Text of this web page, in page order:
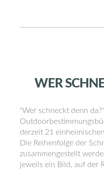
WER
"Wer schneckt denn
derzeit 21
Die Reihenfolge der
zusammengestellt
jeweils ein Bild, auf der